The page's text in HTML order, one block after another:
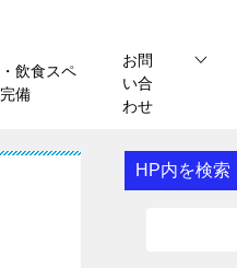
飲食スペ
備
お問
い合
わせ
HP内を検索